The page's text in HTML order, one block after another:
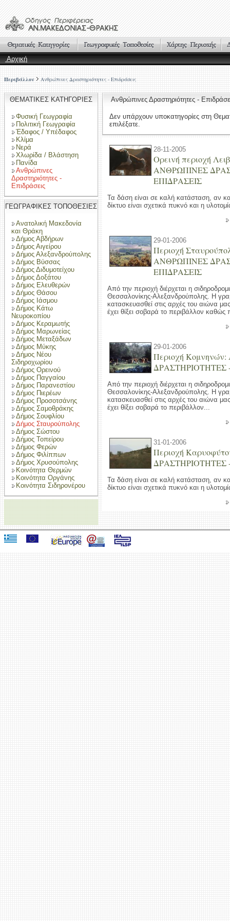
Αρχική
Περιβάλλον Ανθρώπινες Δραστηριότητες - Επιδράσεις
ΘΕΜΑΤΙΚΕΣ ΚΑΤΗΓΟΡΙΕΣ
Φυσική Γεωγραφία
Πολιτική Γεωγραφία
Έδαφος / Υπέδαφος
Κλίμα
Νερά
Χλωρίδα / Βλάστηση
Πανίδα
Ανθρώπινες
Δραστηριότητες -
Επιδράσεις
ΓΕΩΓΡΑΦΙΚΕΣ ΤΟΠΟΘΕΣΙΕΣ
Ανατολική Μακεδονία
και Θράκη
Δήμος Αβδήρων
Δήμος Αιγείρου
Δήμος Αλεξανδρούπολης
Δήμος Βύσσας
Δήμος Διδυμοτείχου
Δήμος Δοξάτου
Δήμος Ελευθερών
Δήμος Θάσου
Δήμος Ιάσμου
Δήμος Κάτω
Νευροκοπίου
Δήμος Κεραμωτής
Δήμος Μαρωνείας
Δήμος Μεταξάδων
Δήμος Μύκης
Δήμος Νέου
Σιδηροχωρίου
Δήμος Ορεινού
Δήμος Παγγαίου
Δήμος Παρανεστίου
Δήμος Πιερέων
Δήμος Προσοτσάνης
Δήμος Σαμοθράκης
Δήμος Σουφλίου
Δήμος Σταυρούπολης
Δήμος Σώστου
Δήμος Τοπείρου
Δήμος Φερών
Δήμος Φιλίππων
Δήμος Χρυσούπολης
Κοινότητα Θερμών
Κοινότητα Οργάνης
Κοινότητα Σιδηρονέρου
Ανθρώπινες Δραστηριότητες -
Δεν υπάρχουν υποκατηγορίες στη
επιλέξατε.
28-11-2005
Ορεινή περιοχή
ΑΝΘΡΩΠΙΝΕΣ
ΕΠΙΔΡΑΣΕΙΣ
Τα δάση είναι σε καλή κατάσταση, αν
δίκτυο είναι σχετικά πυκνό και η
29-01-2006
Περιοχή
ΑΝΘΡΩΠΙΝΕΣ
ΕΠΙΔΡΑΣΕΙΣ
Από την περιοχή διέρχεται η
Θεσσαλονίκης-Αλεξανδρούπολης. Η
κατασκευασθεί στις αρχές του αιώνα
έχει θίξει σοβαρά το περιβάλλον καθώς
29-01-2006
Περιοχή
ΔΡΑΣΤΗΡΙΟΤΗΤΕΣ
Από την περιοχή διέρχεται η
Θεσσαλονίκης-Αλεξανδρούπολης. Η
κατασκευασθεί στις αρχές του αιώνα
έχει θίξει σοβαρά το περιβάλλον...
31-01-2006
Περιοχή
ΔΡΑΣΤΗΡΙΟΤΗΤΕΣ
Τα δάση είναι σε καλή κατάσταση, αν
δίκτυο είναι σχετικά πυκνό και η